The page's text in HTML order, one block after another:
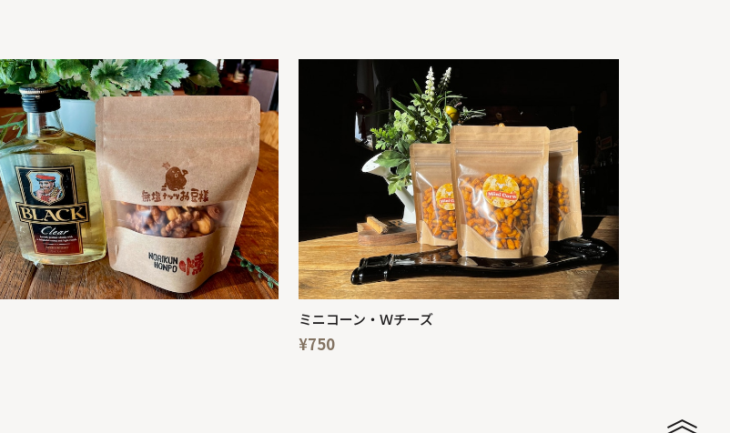
ミニコーン・Ｗチーズ
¥750